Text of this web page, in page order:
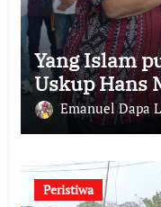
Yang Islam
Uskup Hans
Emanuel Dapa
Peristiwa